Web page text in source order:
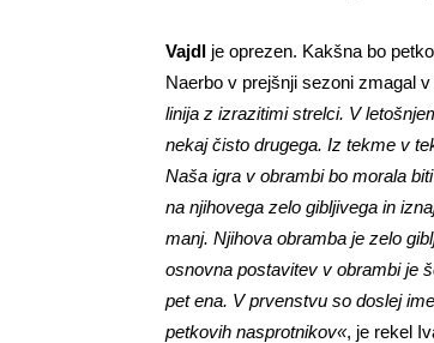
Vajdl je oprezen. Kakšna bo
Naerbo v prejšnji sezoni zmagal v
linija z izrazitimi strelci. V
nekaj čisto drugega. Iz tekme v
Naša igra v obrambi bo morala
na njihovega zelo gibljivega in
manj. Njihova obramba je zelo
osnovna postavitev v obrambi je
pet ena. V prvenstvu so doslej
petkovih nasprotnikov«, je rekel